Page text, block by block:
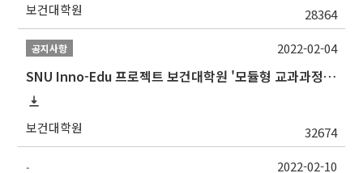
보건대학원 28364
공지사항
SNU Inno-Edu 프로젝트 보건대학원 '모듈형 교과과정' 안내(revised 2022/2/28)
보건대학원 32674
2022-02-04
- 2022-02-10